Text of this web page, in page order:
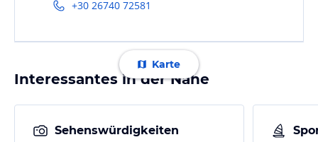
+30 26740 72581
Karte
Interessantes in der Nähe
Sehenswürdigkeiten